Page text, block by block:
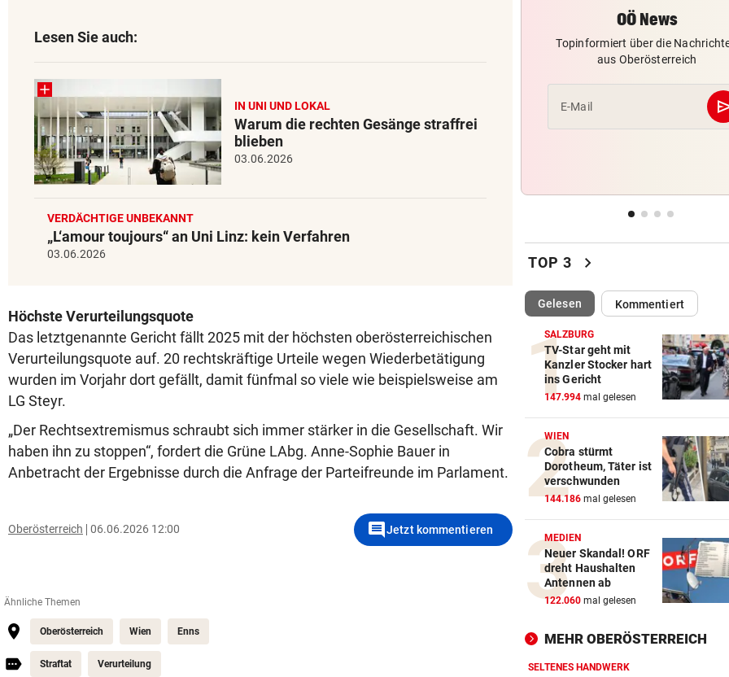
Lesen Sie auch:
IN UNI UND LOKAL
Warum die rechten Gesänge straffrei
blieben
03.06.2026
VERDÄCHTIGE UNBEKANNT
„L‘amour toujours“ an Uni Linz: kein Verfahren
03.06.2026
Höchste Verurteilungsquote
Das letztgenannte Gericht fällt 2025 mit der höchsten oberösterreichischen
Verurteilungsquote auf. 20 rechtskräftige Urteile wegen Wiederbetätigung
wurden im Vorjahr dort gefällt, damit fünfmal so viele wie beispielsweise am
LG Steyr.
„Der Rechtsextremismus schraubt sich immer stärker in die Gesellschaft. Wir
haben ihn zu stoppen“, fordert die Grüne LAbg. Anne-Sophie Bauer in
Anbetracht der Ergebnisse durch die Anfrage der Parteifreunde im Parlament.
Oberösterreich 06.06.2026 12:00 commentJetzt kommentieren
Ähnliche Themen
Oberösterreich Wien Enns
Straftat Verurteilung
22-Jährige erlitt auf
Schwächeanfall
DREIMAL SO VIELE KÜHE
Dürre bringt jetzt auch
Schlachthöfe ans Limit
AUF DER AUTOBAHN
Mediziner verschiebt seine
Pension für Patienten
ACHT KILO TNT IM BODEN vor
Schon wieder Sprengstoff in
beliebtem See gefunden
OÖ News
Topinformiert über die
aus Oberösterreich
E-Mail
TOP 3 chevron_right
Gelesen(ausgewählt)Kommentiert
SALZBURG
TV-Star geht mit
Kanzler Stocker hart
ins Gericht
147.994 mal gelesen
WIEN
Cobra stürmt
Dorotheum, Täter ist
verschwunden
144.186 mal gelesen
MEDIEN
Neuer Skandal! ORF
dreht Haushalten
Antennen ab
122.060 mal gelesen
MEHR OBERÖSTERREICH
SELTENES HANDWERK